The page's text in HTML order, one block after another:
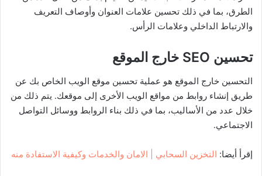
الطرق، بما في ذلك تحسين علامات العنوان وأوصاف التعريف
والارتباط الداخلي وعلامات الرأس.
تحسين SEO خارج الموقع
التحسين خارج الموقع هو عملية تحسين موقع الويب الخاص بك عن
طريق إنشاء روابط من مواقع الويب الأخرى إلى موقعك. يتم ذلك من
خلال عدد من الأساليب، بما في ذلك بناء الروابط ووسائل التواصل
الاجتماعي.
إقرأ أيضا: التخزين السحابي | الامان والخدمات وكيفية الاستفادة منه